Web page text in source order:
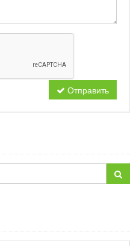
Отправить